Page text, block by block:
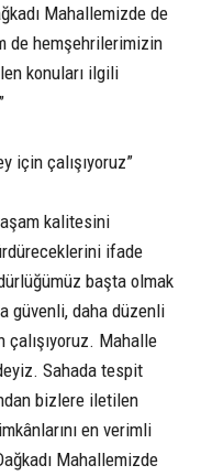
Mahallemizde de
de hemşehrilerimizin
konuları ilgili
için çalışıyoruz”
kalitesini
ifade
başta olmak
güvenli, daha düzenli
Mahalle
Sahada tespit
bizlere iletilen
en verimli
Mahallemizde